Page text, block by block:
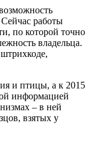
работы
по которой точно
владельца.
и птицы, а к 2015
информацией
– в ней
взятых у